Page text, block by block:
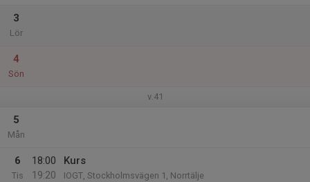
3
Lör
4
Sön
v.41
5
Mån
6
Tis
18:00
19:20
Kurs
IOGT, Stockholmsvägen 1, Norrtälje